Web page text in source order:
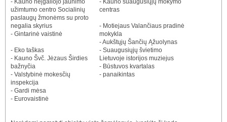
- Kauno neįgaliojo jaunimo
užimtumo centro Socialinių
paslaugų žmonėms su proto
negalia skyrius
- Gintarinė vaistinė
- Eko taškas
- Kauno Švč. Jėzaus Širdies
bažnyčia
- Valstybinė mokesčių
inspekcija
- Gardi mėsa
- Eurovaistinė
- Kauno suaugusiųjų mokymo
centras
- Motiejaus Valančiaus pradinė
mokykla
- Aukštųjų Šančių Ąžuolynas
- Suaugusiųjų švietimo
Lietuvoje istorijos muziejus
- Būstuvos kvartalas
- panaikintas